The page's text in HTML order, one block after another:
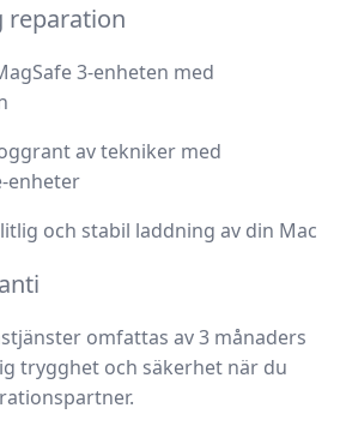
reparation
3-enheten med
av tekniker med
enheter
och stabil laddning av din Mac
omfattas av3 månaders
trygghet och säkerhet när du